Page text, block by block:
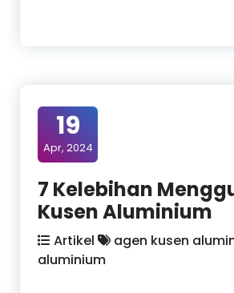
19
Apr, 2024
7 Kelebihan
Kusen Aluminium
Artikel agen kusen
aluminium